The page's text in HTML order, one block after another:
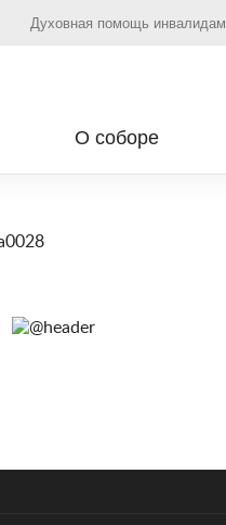
Духовная помощь инвалидам
О соборе